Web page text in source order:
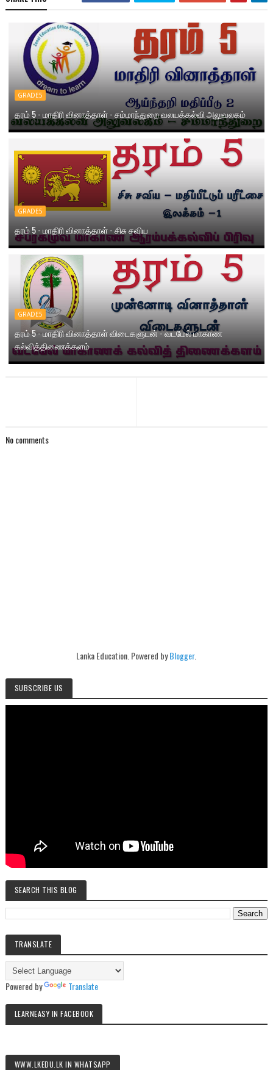
GRADE5
தரம் 5 - மாதிரி வினாத்தாள் - சம்மாந்துறை வலயக்கல்வி அலுவலகம்
GRADE5
தரம் 5 - மாதிரி வினாத்தாள் - சிசு சவிய
GRADE5
தரம் 5 - மாதிரி வினாத்தாள் விடைகளுடன் - வடமேல் மாகாண
கல்வித்திணைக்களம்
No comments
Lanka Education. Powered byBlogger.
SUBSCRIBE US
SEARCH THIS BLOG
TRANSLATE
Powered by Translate
LEARNEASY IN FACEBOOK
WWW.LKEDU.LK IN WHATSAPP